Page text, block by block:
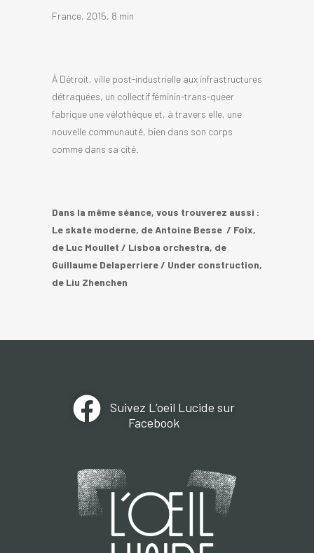
France, 2015, 8 min
À Détroit, ville post-industrielle aux infrastructures
détraquées, un collectif féminin-trans-queer
fabrique une vélothèque et, à travers elle, une
nouvelle communauté, bien dans son corps
comme dans sa cité.
Dans la même séance, vous trouverez aussi :
Le skate moderne, de Antoine Besse / Foix,
de Luc Moullet / Lisboa orchestra, de
Guillaume Delaperriere / Under construction,
de Liu Zhenchen
Suivez L’oeil Lucide sur
Facebook